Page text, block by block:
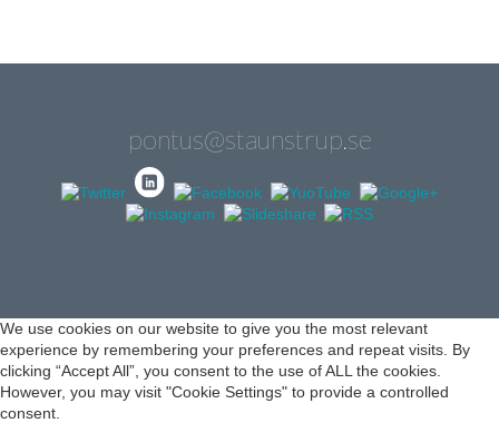
pontus@staunstrup.se
We use cookies on our website to give you the most relevant
experience by remembering your preferences and repeat visits. By
clicking “Accept All”, you consent to the use of ALL the cookies.
However, you may visit "Cookie Settings" to provide a controlled
consent.